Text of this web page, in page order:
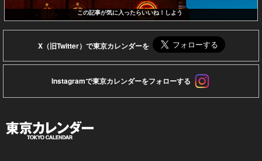
この記事が気に入ったらいいね！しよう
X（旧Twitter）で東京カレンダーを
Instagramで東京カレンダーをフォローする